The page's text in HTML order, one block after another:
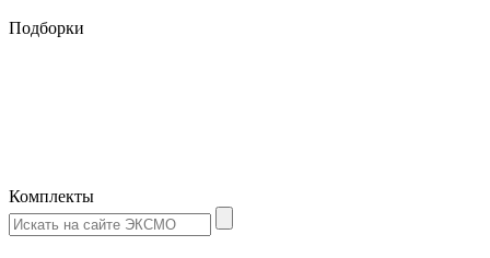
Подборки
Комплекты